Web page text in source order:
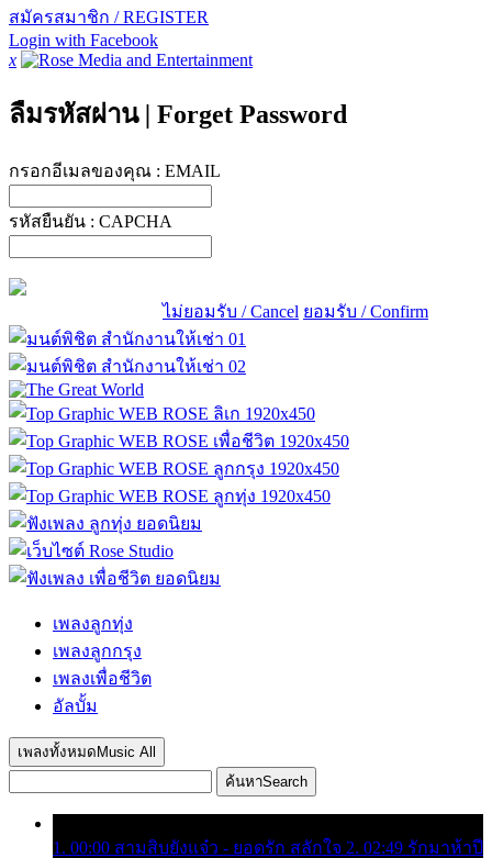
สมัครสมาชิก / REGISTER
Login with Facebook
x
ลืมรหัสผ่าน | Forget Password
กรอกอีเมลของคุณ : EMAIL
รหัสยืนยัน : CAPCHA
ไม่ยอมรับ / Cancel ยอมรับ / Confirm
เพลงลูกทุ่ง
เพลงลูกกรุง
เพลงเพื่อชีวิต
อัลบั้ม
เพลงทั้งหมด Music All
ค้นหาSearch
1. 00:00 สามสิบยังแจ๋ว - ยอดรัก สลักใจ 2. 02:49 รักมาห้าปี